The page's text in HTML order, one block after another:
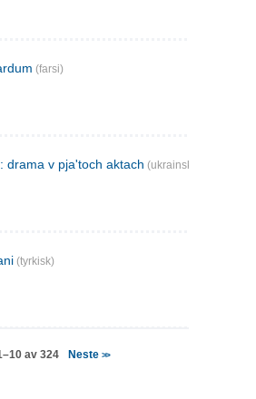
(farsi)
drama v pja'toch aktach (ukrainsk)
(tyrkisk)
av 324 Neste >>